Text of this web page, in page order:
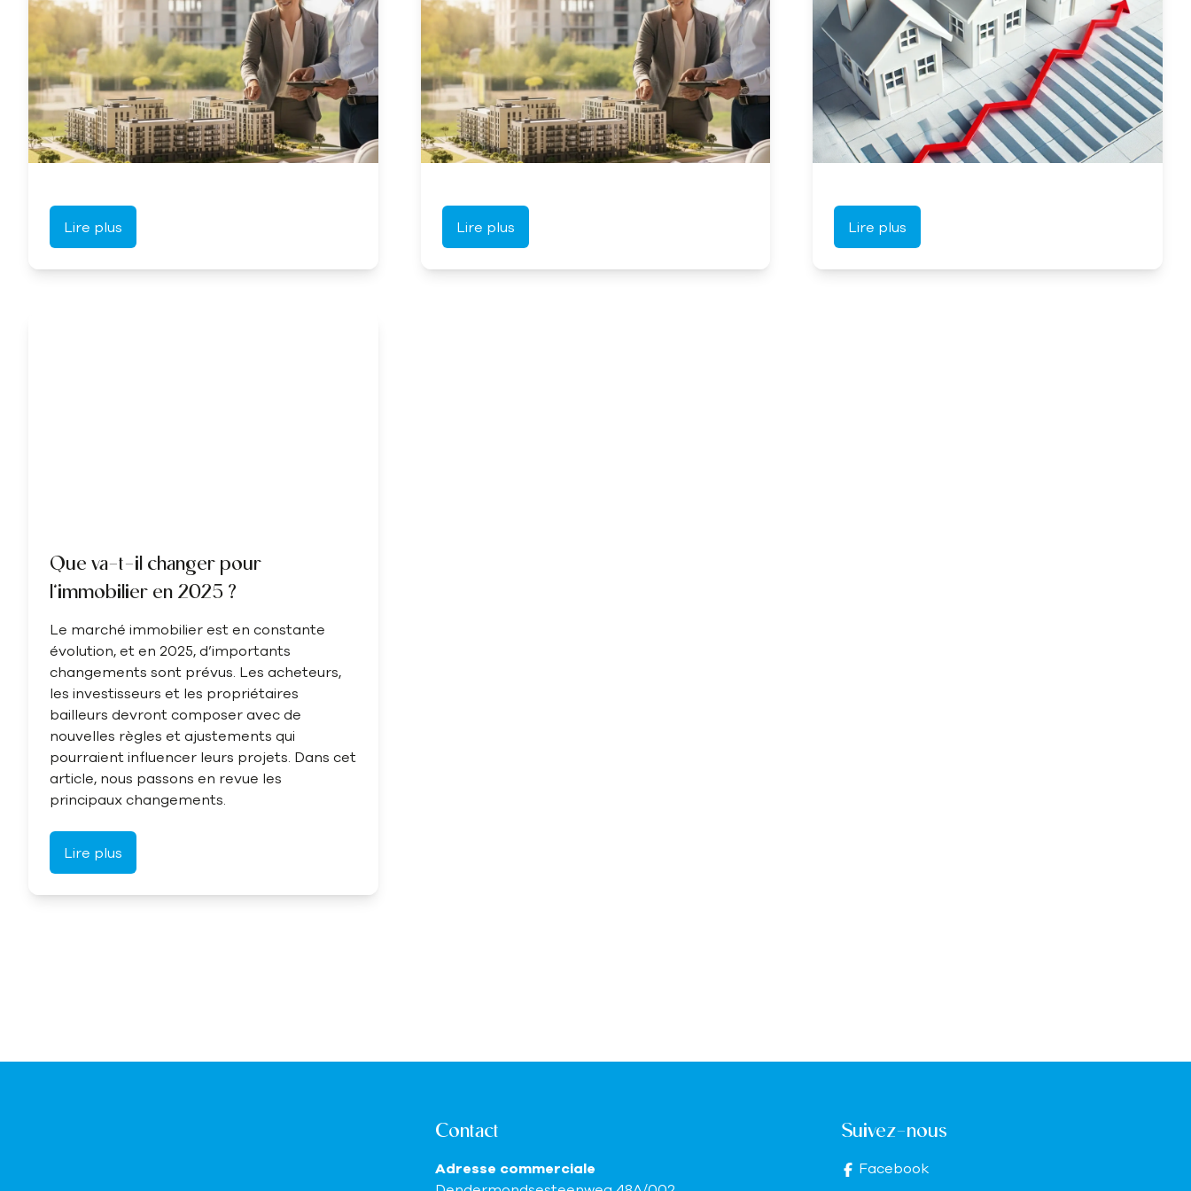
Lire plus Lire plus Lire plus
Que va-t-il changer pour
l’immobilier en 2025 ?
Le marché immobilier est en constante
évolution, et en 2025, d’importants
changements sont prévus. Les acheteurs,
les investisseurs et les propriétaires
bailleurs devront composer avec de
nouvelles règles et ajustements qui
pourraient influencer leurs projets. Dans cet
article, nous passons en revue les
principaux changements.
Lire plus
Contact
Adresse commerciale
Suivez-nous
Facebook